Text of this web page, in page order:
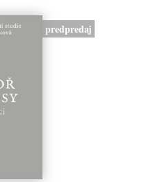
predpredaj